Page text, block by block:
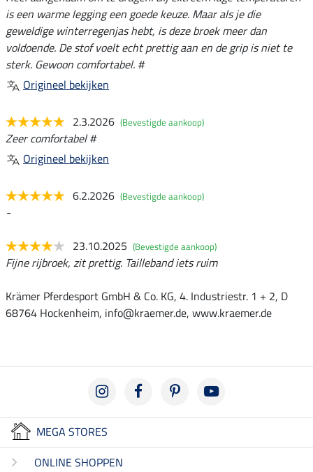
is een warme legging een goede keuze. Maar als je die
geweldige winterregenjas hebt, is deze broek meer dan
voldoende. De stof voelt echt prettig aan en de grip is niet te
sterk. Gewoon comfortabel. #
Origineel bekijken
2.3.2026 (Bevestigde aankoop)
Zeer comfortabel #
Origineel bekijken
6.2.2026 (Bevestigde aankoop)
-
23.10.2025 (Bevestigde aankoop)
Fijne rijbroek, zit prettig. Tailleband iets ruim
Krämer Pferdesport GmbH & Co. KG, 4. Industriestr. 1 + 2, D
68764 Hockenheim, info@kraemer.de, www.kraemer.de
MEGA STORES
ONLINE SHOPPEN